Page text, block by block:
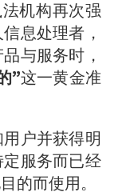
机构再次强
息处理者，
与服务时，
”这一黄金准
户并获得明
服务而已经
的而使用。